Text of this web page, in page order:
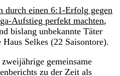
durch einen 6:1-Erfolg gegen
Aufstieg perfekt machten,
bislang unbekannte Täter
Selkes (22 Saisontore).
gemeinsame
zu der Zeit als